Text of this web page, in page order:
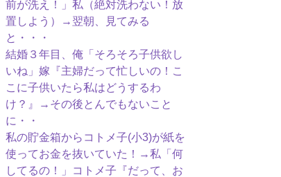
前が洗え！」私（絶対洗わない！放
置しよう）→翌朝、見てみる
と・・・
結婚３年目、俺「そろそろ子供欲し
いね」嫁『主婦だって忙しいの！こ
こに子供いたら私はどうするわ
け？』→その後とんでもないこと
に・・
私の貯金箱からコトメ子(小3)が紙を
使ってお金を抜いていた！→私「何
してるの！」コトメ子『だって、お